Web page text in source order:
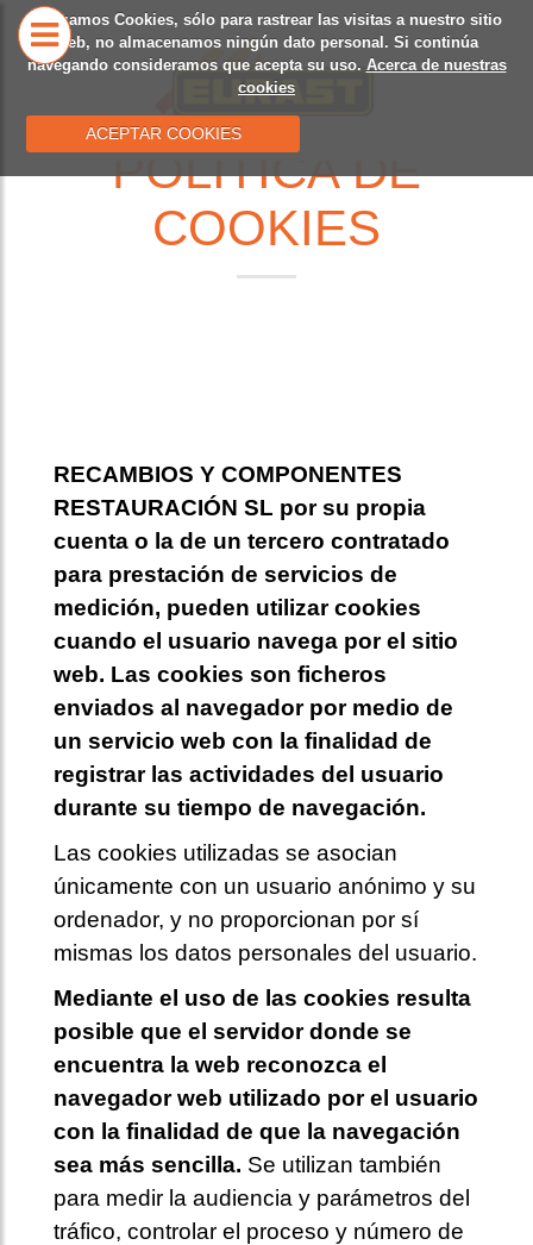
Utilizamos Cookies, sólo para rastrear las visitas a nuestro sitio
web, no almacenamos ningún dato personal. Si continúa
navegando consideramos que acepta su uso. Acerca de nuestras
cookies
ACEPTAR COOKIES
INICIO
NUESTRA
HISTORIA
POLÍTICA DE
COOKIES
RECAMBIOS Y COMPONENTES
RESTAURACIÓN SL por su propia
cuenta o la de un tercero contratado
para prestación de servicios de
medición, pueden utilizar cookies
cuando el usuario navega por el sitio
web. Las cookies son ficheros
enviados al navegador por medio de
un servicio web con la finalidad de
registrar las actividades del usuario
durante su tiempo de navegación.
Las cookies utilizadas se asocian
únicamente con un usuario anónimo y su
ordenador, y no proporcionan por sí
mismas los datos personales del usuario.
Mediante el uso de las cookies resulta
posible que el servidor donde se
encuentra la web reconozca el
navegador web utilizado por el usuario
con la finalidad de que la navegación
sea más sencilla. Se utilizan también
para medir la audiencia y parámetros del
tráfico, controlar el proceso y número de